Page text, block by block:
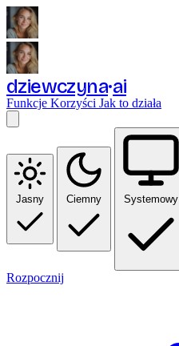
dziewczyna ai
Funkcje Korzyści Jak to działa
Jasny Ciemny Systemowy
Rozpocznij